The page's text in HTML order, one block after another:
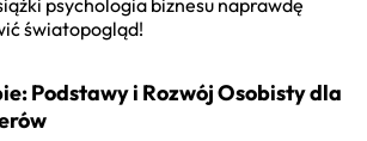
światopogląd!
Podstawy i Rozwój Osobisty dla